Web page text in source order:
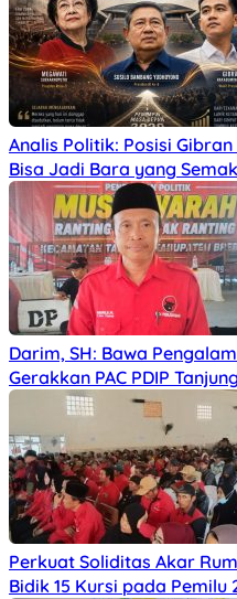
Analis Politik: Posisi
Bisa Jadi Bara yang
Darim, SH: Bawa
Gerakkan PAC PDIP
Perkuat Soliditas Akar
Bidik 15 Kursi pada Pemilu